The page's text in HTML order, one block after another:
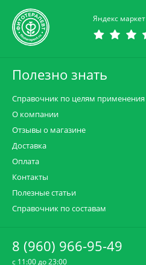
Яндекс маркет
Полезно знать
Справочник по целям применения
О компании
Отзывы о магазине
Доставка
Оплата
Контакты
Полезные статьи
Справочник по составам
8 (960) 966-95-49
c 11:00 до 23:00